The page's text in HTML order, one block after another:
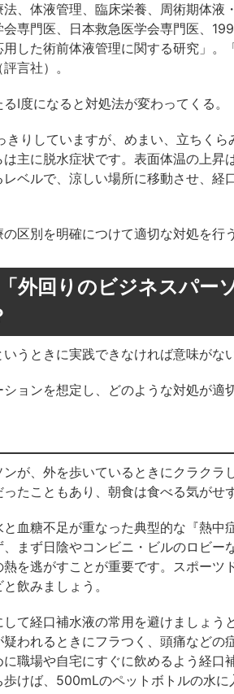
、体液管理、臨床栄養、周術期体液
専門医、日本救急医学会専門医、
した術前体液管理に関する研究」
言社）。
I度になると対処法が変わってくる。
きりしていますが、めまい、立ちく
主に脱水症状です。表面体温の上昇
ベルで、涼しい場所に移動させ、
区別を明確につけて適切な対処を行
外回りのビジネスパー
うときに実践できなければ意味がな
ョンを想定し、どのような対処が適
が、外を歩いているときにクラクラ
たこともあり、朝食は食べる気がせ
と血糖不足が重なった典型的な『熱
まず日陰やコンビニ・ビルのロビー
を逃がすことが重要です。スポー
飲みましょう。
て経口補水液の常用を避けましょう
われるときにフラつく、頭痛などの
職場や自宅にすぐに飲めるよう経口
けば、500mLのペットボトルの水に